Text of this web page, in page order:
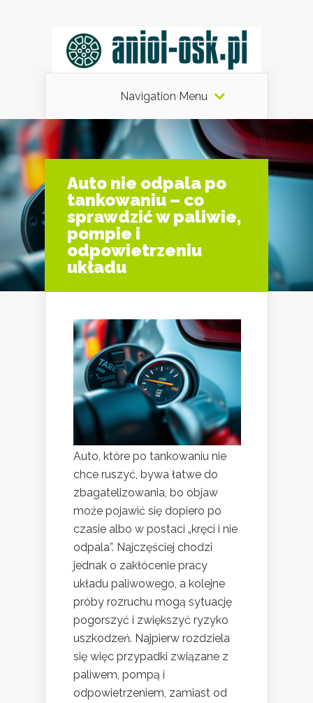
Navigation Menu
Auto nie odpala po
tankowaniu – co
sprawdzić w paliwie,
pompie i
odpowietrzeniu
układu
Auto, które po tankowaniu nie
chce ruszyć, bywa łatwe do
zbagatelizowania, bo objaw
może pojawić się dopiero po
czasie albo w postaci „kręci i nie
odpala”. Najczęściej chodzi
jednak o zakłócenie pracy
układu paliwowego, a kolejne
próby rozruchu mogą sytuację
pogorszyć i zwiększyć ryzyko
uszkodzeń. Najpierw rozdziela
się więc przypadki związane z
paliwem, pompą i
odpowietrzeniem, zamiast od